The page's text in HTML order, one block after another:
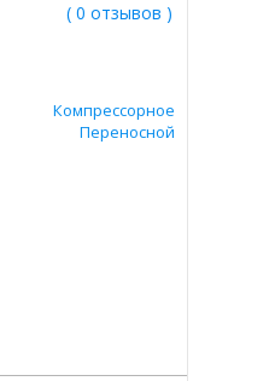
( 0 отзывов )
Компрессорное
Переносной